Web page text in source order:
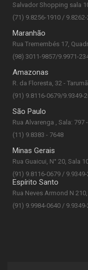
Salvador Shopping sala
(71) 9.8256-1910 /
Maranhão
Rua Tremembés 17,
(98) 3011-9857/9.9971-
Amazonas
R. da Floresta, 32 -
(91) 9.8116-0679/9.9349-
São Paulo
Rua Alvarenga , Sala: 797
(11) 9.8383 - 7648
Minas Gerais
Rua Guaicui, N° 20, Sala
(91) 9.8116-0679 /
Espírito Santo
Rua Neves Armond N
(91) 9.9984-0640 /